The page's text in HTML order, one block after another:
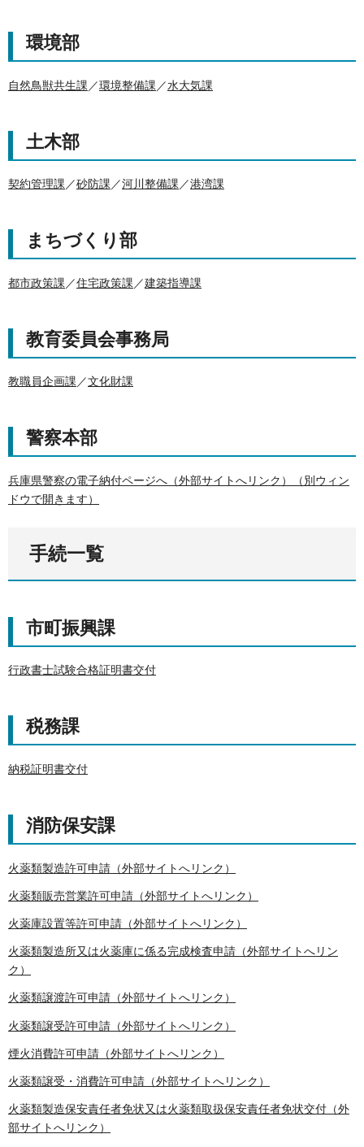
環境部
自然鳥獣共生課 ／環境整備課 ／水大気課
土木部
契約管理課 ／砂防課 ／河川整備課 ／港湾課
まちづくり部
都市政策課 ／住宅政策課 ／建築指導課
教育委員会事務局
教職員企画課／文化財課
警察本部
兵庫県警察の電子納付ページへ（外部サイトへリンク）（別ウィン
ドウで開きます）
手続一覧
市町振興課
行政書士試験合格証明書交付
税務課
納税証明書交付
消防保安課
火薬類製造許可申請（外部サイトへリンク）
火薬類販売営業許可申請（外部サイトへリンク）
火薬庫設置等許可申請（外部サイトへリンク）
火薬類製造所又は火薬庫に係る完成検査申請（外部サイトへリン
ク）
火薬類譲渡許可申請（外部サイトへリンク）
火薬類譲受許可申請（外部サイトへリンク）
煙火消費許可申請（外部サイトへリンク）
火薬類譲受・消費許可申請（外部サイトへリンク）
火薬類製造保安責任者免状又は火薬類取扱保安責任者免状交付（外
部サイトへリンク）